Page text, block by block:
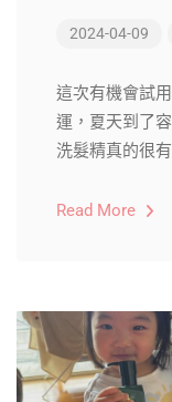
2024-04-09
這次有機會試
運，夏天到了
洗髮精真的很
Read More